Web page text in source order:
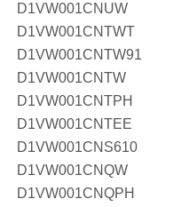
D1VW001CNUW
D1VW001CNTWT
D1VW001CNTW91
D1VW001CNTW
D1VW001CNTPH
D1VW001CNTEE
D1VW001CNS610
D1VW001CNQW
D1VW001CNQPH